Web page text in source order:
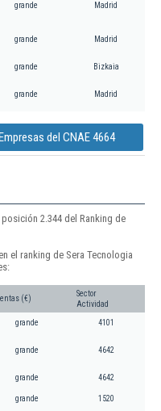
grande Madrid
grande Madrid
grande Bizkaia
grande Madrid
del CNAE 4664
2.344 del Ranking de
el ranking de Sera Tecnologia
(€)
Sector
Actividad
grande 4101
grande 4642
grande 4642
grande 1520